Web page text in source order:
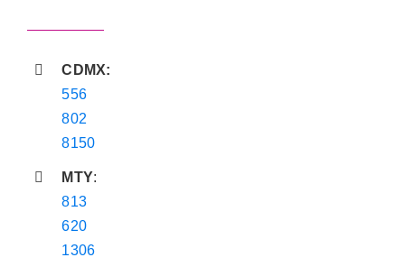
CDMX:
556
802
8150
MTY:
813
620
1306